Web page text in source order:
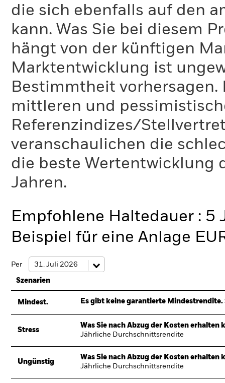
die sich ebenfalls auf den
kann. Was Sie bei diesem
hängt von der künftigen
Marktentwicklung ist
Bestimmtheit
mittleren und
Referenzindizes/
veranschaulichen die
die beste Wertentwicklung
Jahren.
Empfohlene Haltedauer : 5
Beispiel für eine Anlage
Per
Szenarien
Mindest. Es gibt keine garantierte
Stress
Was Sie nach Abzug der Kosten erhalten
Jährliche Durchschnittsrendite
Ungünstig
Was Sie nach Abzug der Kosten erhalten
Jährliche Durchschnittsrendite